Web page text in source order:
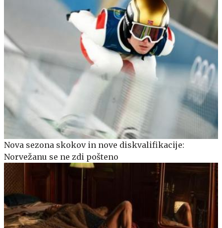
Nova sezona skokov in nove diskvalifikacije:
Norvežanu se ne zdi pošteno